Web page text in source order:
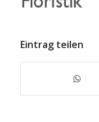
Eintrag teilen